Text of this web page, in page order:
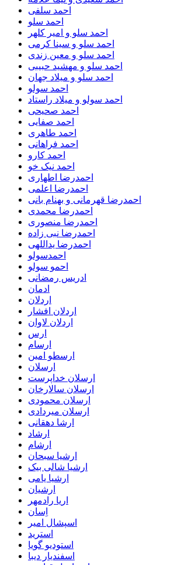
احمد سلفی
احمد سلو
احمد سلو و امیر کلهر
احمد سلو و سینا کرمی
احمد سلو و معین زندی
احمد سلو و مهشید حبیبی
احمد سلو و میلاد جهان
احمد سولو
احمد سولو و میلاد راستاد
احمد صحیحی
احمد صفایی
احمد طاهری
احمد فراهانی
احمد کارو
احمد نیک خو
احمدرضا اطهاری
احمدرضا اعلمی
احمدرضا قهرمانی و بهنام بانی
احمدرضا محمدی
احمدرضا منصوری
احمدرضا نبی زاده
احمدرضا یداللهی
احمدسولو
احمو سولو
ادریس رمضانی
ادمان
اردلان
اردلان افشار
اردلان لاوان
ارس
ارسام
ارسطو امین
ارسلان
ارسلان خداپرست
ارسلان سالارخان
ارسلان محمودی
ارسلان میردادی
ارشا دهقانی
ارشاد
ارشام
ارشیا سبحان
ارشیا شالی بیک
ارشیا یامی
ارشیان
اریا رادمهر
اِسان
اسپشال امیر
استرید
استودیو گویا
اسفندیار دیبا